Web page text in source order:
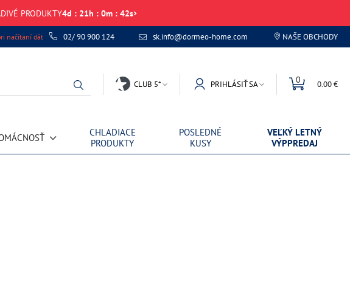
PRODUKTY4d : 21h : 0m : 42s
načítaní dát 02/ 90 900 124 sk.info@dormeo-home.com NAŠE OBCHODY
CLUB 5* PRIHLÁSIŤ SA 0 0.00 €
CHLADIACE
PRODUKTY
POSLEDNÉ
KUSY
VEĽKÝ LETNÝ
VÝPPREDAJ